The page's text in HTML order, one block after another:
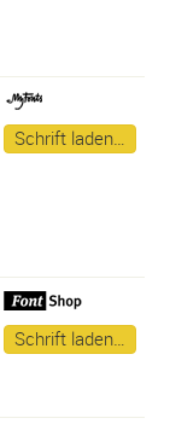
Schrift laden…
Schrift laden…